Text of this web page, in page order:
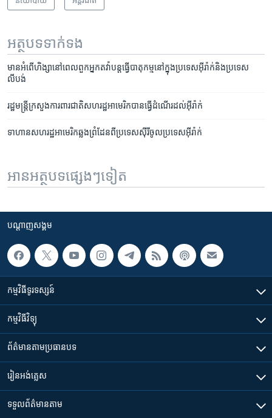
អត្ថបទ​ទាក់ទង
មាន​អំពើ​ហិង្សា​នៅ​ពេល​ពួក​អ្នក​តវ៉ា​បន្ត​ធ្វើ​បាតុកម្ម​នៅ​ក្នុង​ប្រទេស​អ៊ីរ៉ាក់​និង​ប្រទេស​
លីបង់
រដ្ឋមន្ត្រី​ក្រសួង​ការពារ​ជាតិ​សហរដ្ឋ​អាមេរិក​បាន​ធ្វើ​ដំណើរ​ដល់​អ៊ីរ៉ាក់
ទាហាន​សហរដ្ឋ​អាមេរិក​ឆ្លង​ព្រំដែន​ពី​ប្រទេស​ស៊ីរី​ចូល​ប្រទេស​អ៊ីរ៉ាក់
អានអត្ថបទផ្សេងៗទៀត
បណ្តាញ​សង្គម
កម្មវិធី​ទូរទស្សន៍
កម្មវិធី​វិទ្យុ
ព័ត៌មាន​តាមប្រធានបទ​
រៀន​​អង់គ្លេស
ទទួល​ព័ត៌មាន​តាម